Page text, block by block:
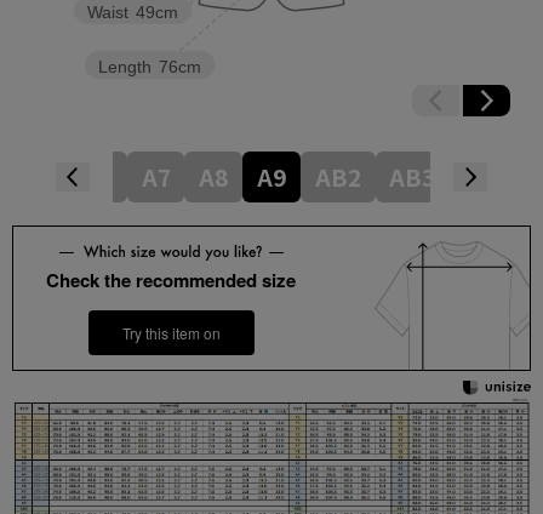
Length 76cm
Waist 49cm
A7 A8 A9 AB2 AB3 AB4
Check the recommended size
Try this item on